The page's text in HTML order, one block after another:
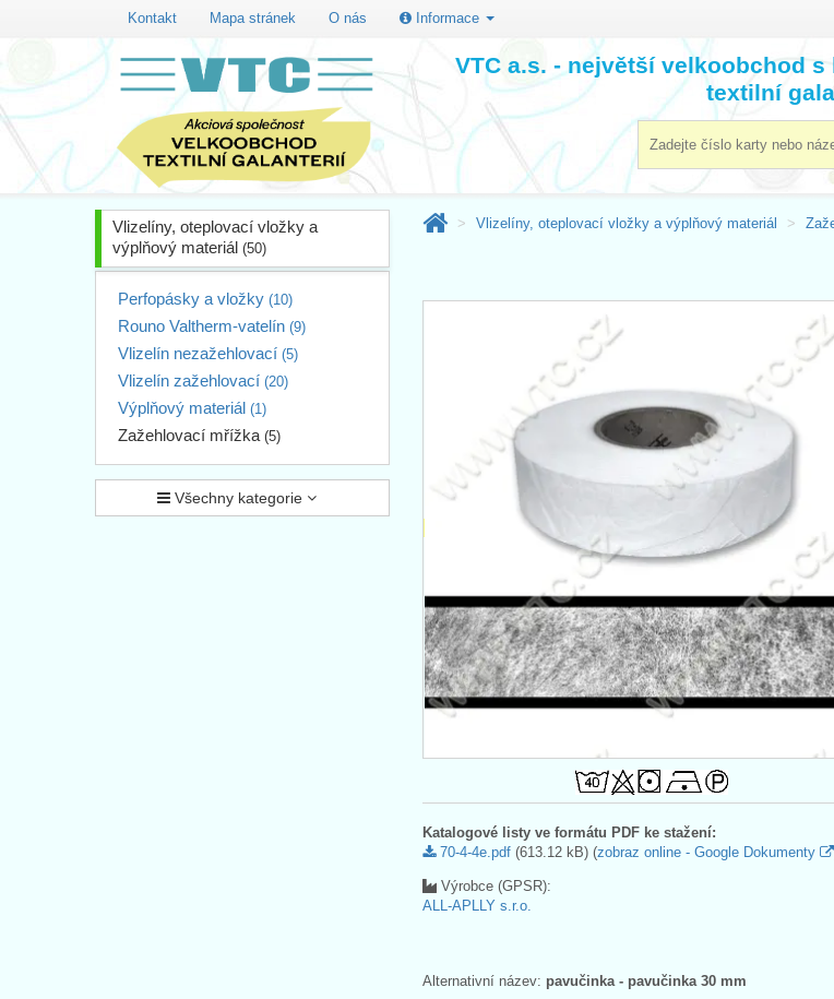
Kontakt Mapa stránek O nás Informace
VTC a.s. - největší velkoobchod
textilní
Vlizelíny, oteplovací vložky a
výplňový materiál (50)
Perfopásky a vložky (10)
Rouno Valtherm-vatelín (9)
Vlizelín nezažehlovací (5)
Vlizelín zažehlovací (20)
Výplňový materiál (1)
Zažehlovací mřížka (5)
Všechny kategorie
Vlizelíny, oteplovací vložky a výplňový materiál
Katalogové listy ve formátu PDF ke stažení:
70-4-4e.pdf (613.12 kB) (zobraz online - Google Dokumenty
Výrobce (GPSR):
ALL-APLLY s.r.o.
Alternativní název: pavučinka - pavučinka 30 mm